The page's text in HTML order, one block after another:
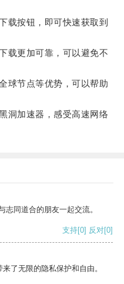
按钮，即可快速获取到
更加可靠，可以避免不
节点等优势，可以帮助
加速器，感受高速网络
同道合的朋友一起交流。
支持[0] 反对[0]
了无限的隐私保护和自由。